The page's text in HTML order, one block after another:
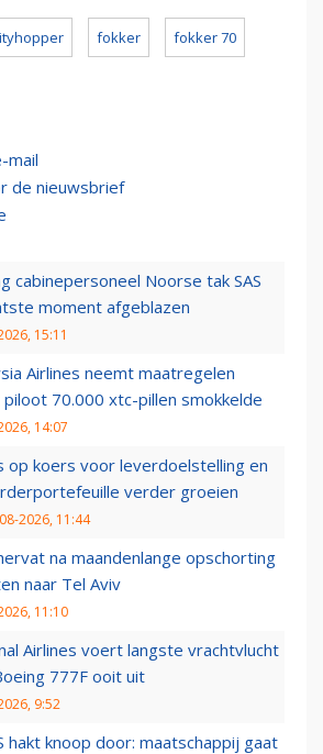
fokker fokker 70
mail
de nieuwsbrief
cabinepersoneel Noorse tak SAS
moment afgeblazen
15:11
Airlines neemt maatregelen
piloot 70.000 xtc-pillen smokkelde
14:07
op koers voor leverdoelstelling en
verder groeien
2026, 11:44
na maandenlange opschorting
naar Tel Aviv
11:10
Airlines voert langste vrachtvlucht
777F ooit uit
9:52
hakt knoop door: maatschappij gaat